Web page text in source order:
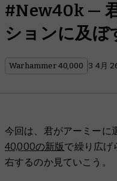
#New40k —
ションに及ぼ
Warhammer 40,000 3 4月
今回は、君がアーミーに
40,000の新版で繰り広げ
右するのか見ていこう。